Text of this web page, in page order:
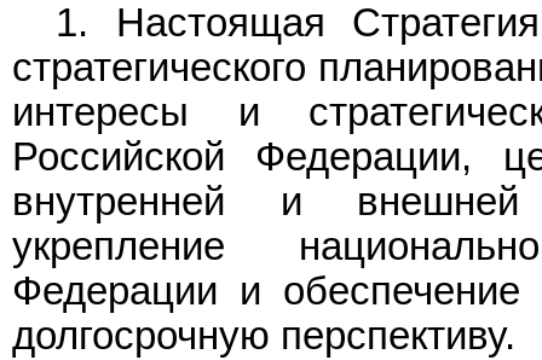
1. Настоящая
стратегического
интересы и
Российской Федерации,
внутренней и
укрепление
Федерации и обеспечение
долгосрочную перспективу.